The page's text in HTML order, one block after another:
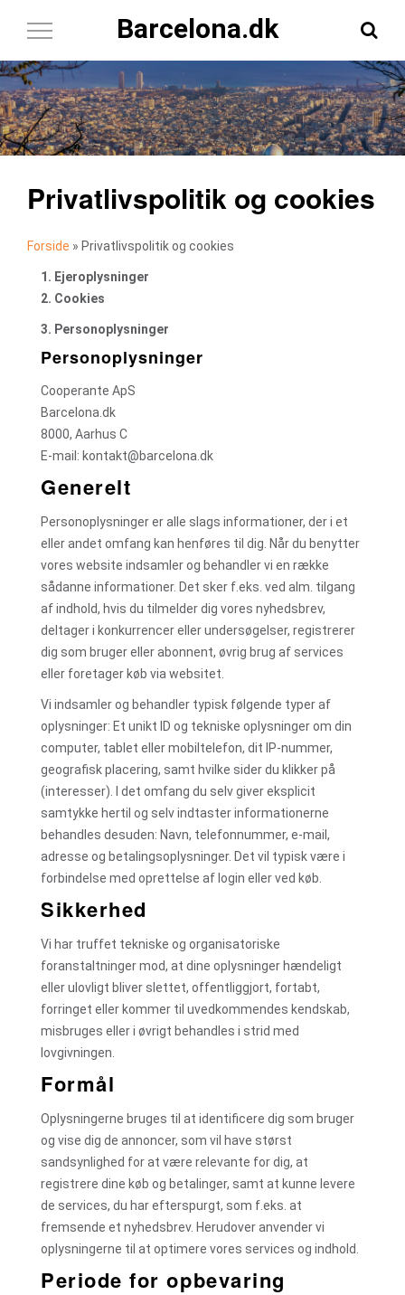
Barcelona.dk
Toggle
Privatlivspolitik og cookies
Forside » Privatlivspolitik og cookies
1. Ejeroplysninger
2. Cookies
3. Personoplysninger
Personoplysninger
Cooperante ApS
Barcelona.dk
8000, Aarhus C
E-mail: kontakt@barcelona.dk
Generelt
Personoplysninger er alle slags informationer, der i et
eller andet omfang kan henføres til dig. Når du benytter
vores website indsamler og behandler vi en række
sådanne informationer. Det sker f.eks. ved alm. tilgang
af indhold, hvis du tilmelder dig vores nyhedsbrev,
deltager i konkurrencer eller undersøgelser, registrerer
dig som bruger eller abonnent, øvrig brug af services
eller foretager køb via websitet.
Vi indsamler og behandler typisk følgende typer af
oplysninger: Et unikt ID og tekniske oplysninger om din
computer, tablet eller mobiltelefon, dit IP-nummer,
geografisk placering, samt hvilke sider du klikker på
(interesser). I det omfang du selv giver eksplicit
samtykke hertil og selv indtaster informationerne
behandles desuden: Navn, telefonnummer, e-mail,
adresse og betalingsoplysninger. Det vil typisk være i
forbindelse med oprettelse af login eller ved køb.
Sikkerhed
Vi har truffet tekniske og organisatoriske
foranstaltninger mod, at dine oplysninger hændeligt
eller ulovligt bliver slettet, offentliggjort, fortabt,
forringet eller kommer til uvedkommendes kendskab,
misbruges eller i øvrigt behandles i strid med
lovgivningen.
Formål
Oplysningerne bruges til at identificere dig som bruger
og vise dig de annoncer, som vil have størst
sandsynlighed for at være relevante for dig, at
registrere dine køb og betalinger, samt at kunne levere
de services, du har efterspurgt, som f.eks. at
fremsende et nyhedsbrev. Herudover anvender vi
oplysningerne til at optimere vores services og indhold.
Periode for opbevaring